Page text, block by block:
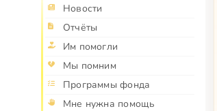
Новости
Отчёты
Им помогли
Мы помним
Программы фонда
Мне нужна помощь